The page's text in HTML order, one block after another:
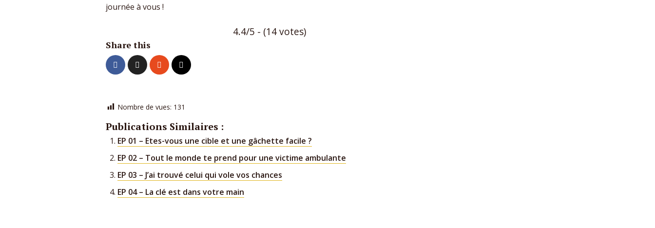
journée à vous !
4.4/5 - (14 votes)
Share this
Nombre de vues: 131
Publications Similaires :
EP 01 – Etes-vous une cible et une gâchette facile ?
EP 02 – Tout le monde te prend pour une victime ambulante
EP 03 – J’ai trouvé celui qui vole vos chances
EP 04 – La clé est dans votre main